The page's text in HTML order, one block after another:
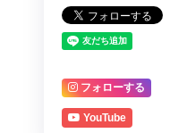
フォローする
YouTube